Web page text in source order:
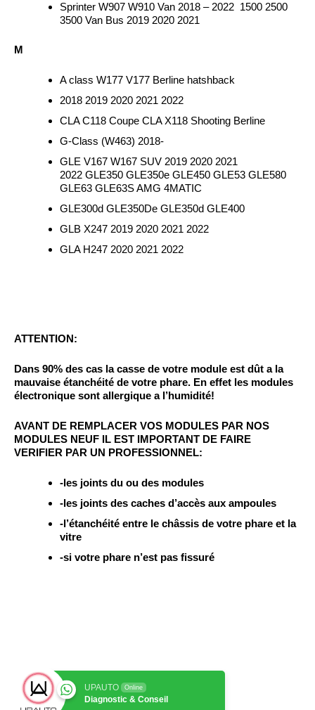
Sprinter W907 W910 Van 2018 – 2022 1500 2500
3500 Van Bus 2019 2020 2021
M
A class W177 V177 Berline hatshback
2018 2019 2020 2021 2022
CLA C118 Coupe CLA X118 Shooting Berline
G-Class (W463) 2018-
GLE V167 W167 SUV 2019 2020 2021
2022 GLE350 GLE350e GLE450 GLE53 GLE580
GLE63 GLE63S AMG 4MATIC
GLE300d GLE350De GLE350d GLE400
GLB X247 2019 2020 2021 2022
GLA H247 2020 2021 2022
ATTENTION:
Dans 90% des cas la casse de votre module est dût a la
mauvaise étanchéité de votre phare. En effet les modules
électronique sont allergique a l’humidité!
AVANT DE REMPLACER VOS MODULES PAR NOS
MODULES NEUF IL EST IMPORTANT DE FAIRE
VERIFIER PAR UN PROFESSIONNEL:
-les joints du ou des modules
-les joints des caches d’accès aux ampoules
-l’étanchéité entre le châssis de votre phare et la
vitre
-si votre phare n’est pas fissuré
UPAUTO Online
Diagnostic & Conseil